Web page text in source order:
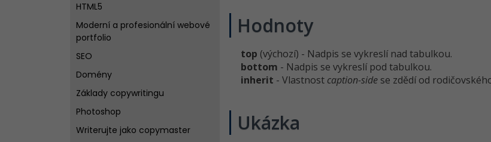
HTML5
Moderní a profesionální webové
portfolio
SEO
Domény
Základy copywritingu
Photoshop
Writerujte jako copymaster
Hodnoty
top (výchozí) - Nadpis se vykreslí nad tabulkou.
bottom - Nadpis se vykreslí pod tabulkou.
inherit - Vlastnost caption-side se zdědí od
Ukázka